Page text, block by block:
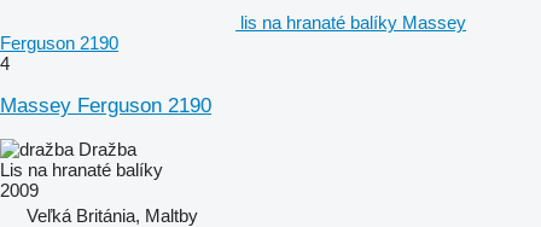
lis na hranaté balíky Massey
Ferguson 2190
4
Massey Ferguson 2190
Dražba
Lis na hranaté balíky
2009
Veľká Británia, Maltby